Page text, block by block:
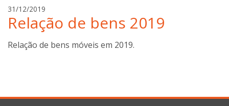
31/12/2019
n
a
b
n
Relação de bens 2019
Relação de bens móveis em 2019.